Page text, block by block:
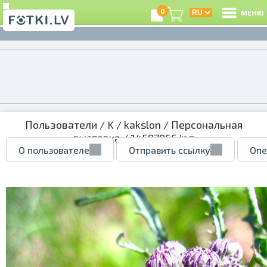
0 МЕНЮ
Пользователи / K / kakslon / Персональная
выставка/ 14597966.jpg
О пользователе Отправить ссылку